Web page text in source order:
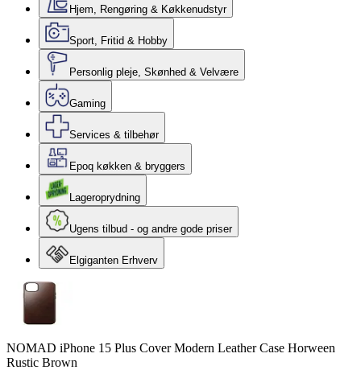
Hjem, Rengøring & Køkkenudstyr
Sport, Fritid & Hobby
Personlig pleje, Skønhed & Velvære
Gaming
Services & tilbehør
Epoq køkken & bryggers
Lageroprydning
Ugens tilbud - og andre gode priser
Elgiganten Erhverv
NOMAD iPhone 15 Plus Cover Modern Leather Case Horween
Rustic Brown